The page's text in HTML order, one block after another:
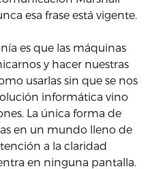
esa frase está vigente.
es que las máquinas
y hacer nuestras
usarlas sin que se nos
informática vino
La única forma de
en un mundo lleno de
a la claridad
en ninguna pantalla.